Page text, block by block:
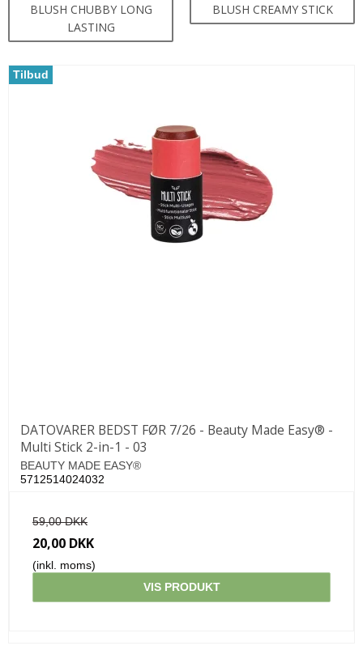
BLUSH CHUBBY LONG
LASTING
BLUSH CREAMY STICK
Tilbud
DATOVARER BEDST FØR 7/26 - Beauty Made Easy® -
Multi Stick 2-in-1 - 03
BEAUTY MADE EASY®
5712514024032
59,00 DKK
20,00 DKK
(inkl. moms)
VIS PRODUKT